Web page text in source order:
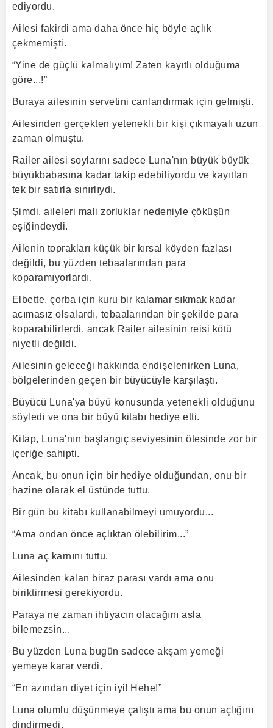
ediyordu.
Ailesi fakirdi ama daha önce hiç böyle açlık
çekmemişti.
“Yine de güçlü kalmalıyım! Zaten kayıtlı olduğuma
göre...!”
Buraya ailesinin servetini canlandırmak için gelmişti.
Ailesinden gerçekten yetenekli bir kişi çıkmayalı uzun
zaman olmuştu.
Railer ailesi soylarını sadece Luna'nın büyük büyük
büyükbabasına kadar takip edebiliyordu ve kayıtları
tek bir satırla sınırlıydı.
Şimdi, aileleri mali zorluklar nedeniyle çöküşün
eşiğindeydi.
Ailenin toprakları küçük bir kırsal köyden fazlası
değildi, bu yüzden tebaalarından para
koparamıyorlardı.
Elbette, çorba için kuru bir kalamar sıkmak kadar
acımasız olsalardı, tebaalarından bir şekilde para
koparabilirlerdi, ancak Railer ailesinin reisi kötü
niyetli değildi.
Ailesinin geleceği hakkında endişelenirken Luna,
bölgelerinden geçen bir büyücüyle karşılaştı.
Büyücü Luna'ya büyü konusunda yetenekli olduğunu
söyledi ve ona bir büyü kitabı hediye etti.
Kitap, Luna'nın başlangıç seviyesinin ötesinde zor bir
içeriğe sahipti.
Ancak, bu onun için bir hediye olduğundan, onu bir
hazine olarak el üstünde tuttu.
Bir gün bu kitabı kullanabilmeyi umuyordu...
“Ama ondan önce açlıktan ölebilirim...”
Luna aç karnını tuttu.
Ailesinden kalan biraz parası vardı ama onu
biriktirmesi gerekiyordu.
Paraya ne zaman ihtiyacın olacağını asla
bilemezsin...
Bu yüzden Luna bugün sadece akşam yemeği
yemeye karar verdi.
“En azından diyet için iyi! Hehe!”
Luna olumlu düşünmeye çalıştı ama bu onun açlığını
dindirmedi.